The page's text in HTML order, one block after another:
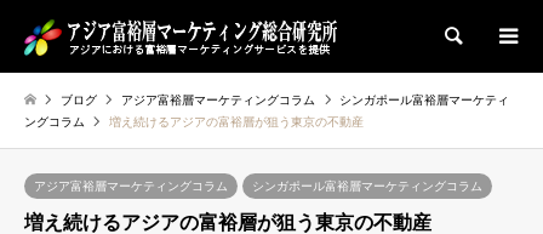
検索
ブログ アジア富裕層マーケティングコラム
シンガポール富裕層マーケティ
ングコラム
増え続けるアジアの富裕層が狙う東京の不動産
アジア富裕層マーケティングコラム シンガポール富裕層マーケティングコラム
増え続けるアジアの富裕層が狙う東京の不動産